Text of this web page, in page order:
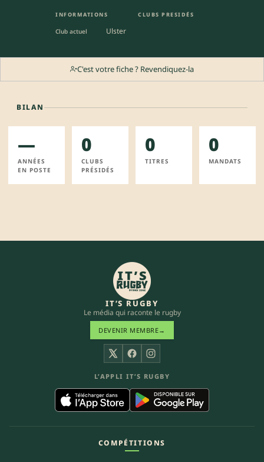
INFORMATIONS
Club actuel Ulster
CLUBS PRESIDÉS
C'est votre fiche ? Revendiquez-la
BILAN
—
ANNÉES
EN POSTE
0
CLUBS
PRÉSIDÉS
0
TITRES
0
MANDATS
IT’S RUGBY
Le média qui raconte le rugby
DEVENIR MEMBRE→
X FacebookInstagram
L’APPLI IT’S RUGBY
COMPÉTITIONS